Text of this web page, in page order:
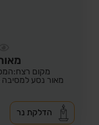
מקום
מאור נסע למסיבה
הדלקת נר